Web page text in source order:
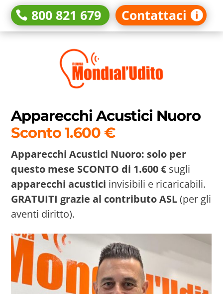
800 821 679 Contattaci
Apparecchi Acustici Nuoro
Sconto 1.600 €
Apparecchi Acustici Nuoro: solo per
questo mese SCONTO di 1.600 € sugli
apparecchi acustici invisibili e ricaricabili.
GRATUITI grazie al contributo ASL(per gli
aventi diritto).